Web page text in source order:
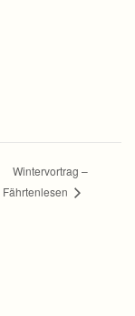
Wintervortrag –
Fährtenlesen